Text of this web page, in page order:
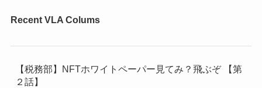
Recent VLA Colums
【税務部】NFTホワイトペーパー見てみ？飛ぶぞ 【第
２話】